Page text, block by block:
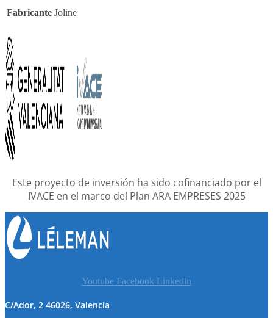
Fabricante Joline
Este proyecto de inversión ha sido cofinanciado por el
IVACE en el marco del Plan ARA EMPRESES 2025
Youtube Facebook Linkedin
C/Ador, 2 46026, Valencia